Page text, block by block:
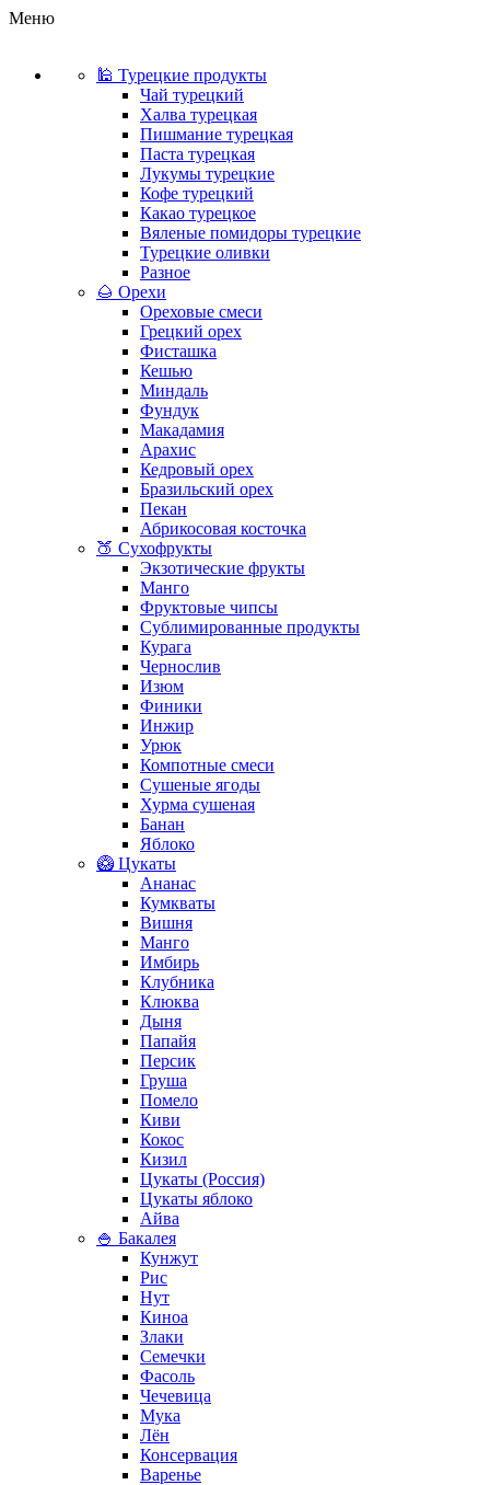
Меню
🕌 Турецкие продукты
Чай турецкий
Халва турецкая
Пишмание турецкая
Паста турецкая
Лукумы турецкие
Кофе турецкий
Какао турецкое
Вяленые помидоры турецкие
Турецкие оливки
Разное
🌰 Орехи
Ореховые смеси
Грецкий орех
Фисташка
Кешью
Миндаль
Фундук
Макадамия
Арахис
Кедровый орех
Бразильский орех
Пекан
Абрикосовая косточка
🍑 Сухофрукты
Экзотические фрукты
Манго
Фруктовые чипсы
Сублимированные продукты
Курага
Чернослив
Изюм
Финики
Инжир
Урюк
Компотные смеси
Сушеные ягоды
Хурма сушеная
Банан
Яблоко
🥝 Цукаты
Ананас
Кумкваты
Вишня
Манго
Имбирь
Клубника
Клюква
Дыня
Папайя
Персик
Груша
Помело
Киви
Кокос
Кизил
Цукаты (Россия)
Цукаты яблоко
Айва
🍚 Бакалея
Кунжут
Рис
Нут
Киноа
Злаки
Семечки
Фасоль
Чечевица
Мука
Лён
Консервация
Варенье